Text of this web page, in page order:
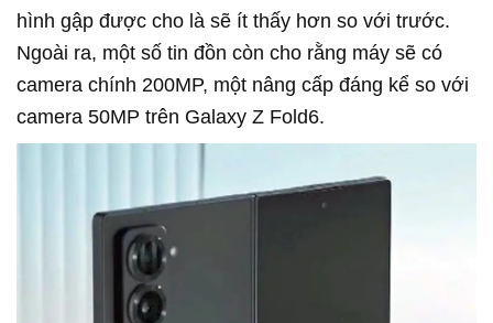
hình gập được cho là sẽ ít thấy hơn so với trước.
Ngoài ra, một số tin đồn còn cho rằng máy sẽ có
camera chính 200MP, một nâng cấp đáng kể so với
camera 50MP trên Galaxy Z Fold6.